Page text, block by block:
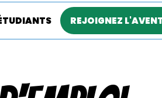
REJOIGNEZ